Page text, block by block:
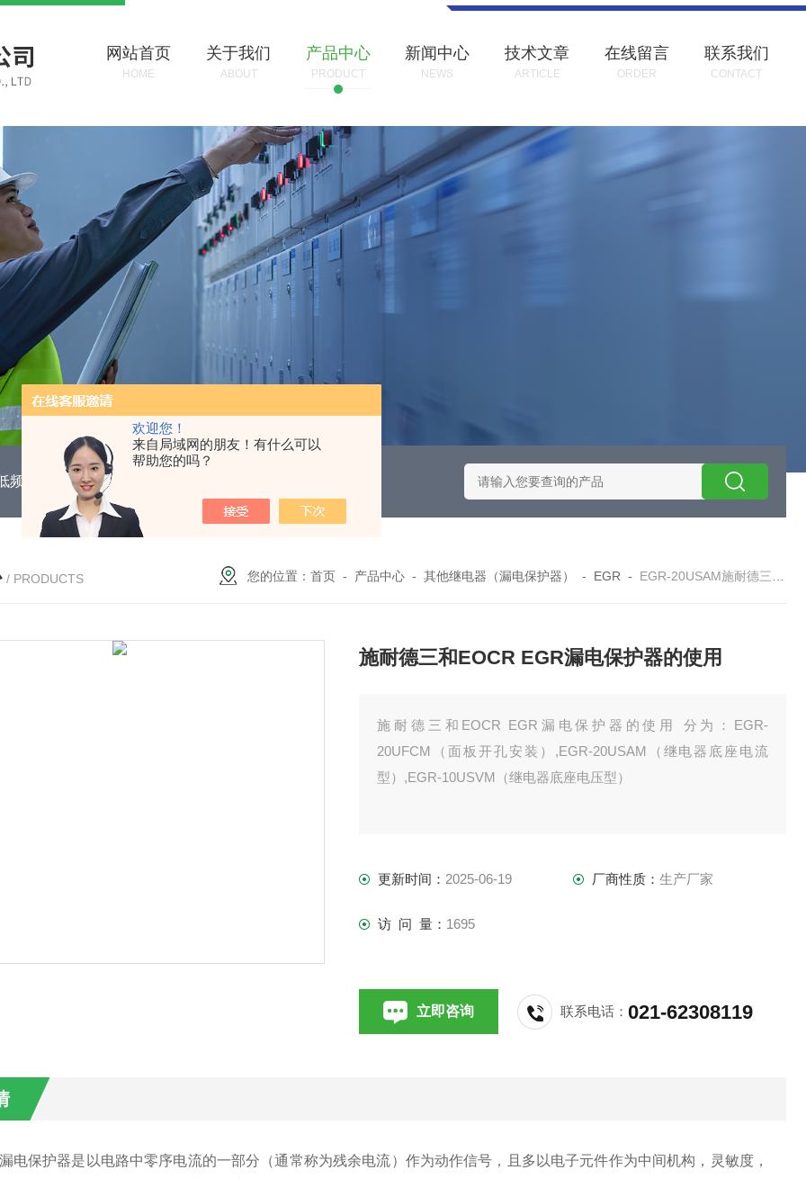
欢迎您！
来自局域网的朋友！有什么可以
帮助您的吗？
网站首页
HOME
关于我们
ABOUT
产品中心
PRODUCT
新闻中心
NEWS
技术文章
ARTICLE
在线留言
ORDER
联系我们
CONTACT
功能电机保护继电器 EOCR3DE-80DUHEOCR3DE施耐德智能保护器选型 EOCRSE2-05RSEOCR-SE2施耐德电流保
/ PRODUCTS 您的位置：首页 - 产品中心 -其他继电器（漏电保护器） - EGR - EGR-20USAM施耐德三和EOCR EGR漏电保护器的使用
施耐德三和EOCR EGR漏电保护器的使用
施耐德三和EOCR EGR漏电保护器的使用 分为：EGR-
20UFCM（面板开孔安装）,EGR-20USAM（继电器底座电流
型）,EGR-10USVM（继电器底座电压型）
更新时间： 2025-06-19 厂商性质： 生产厂家
访 问 量： 1695
立即咨询 联系电话：021-62308119
保护器是以电路中零序电流的一部分（通常称为残余电流）作为动作信号，且多以电子元件作为中间机构，灵敏度，